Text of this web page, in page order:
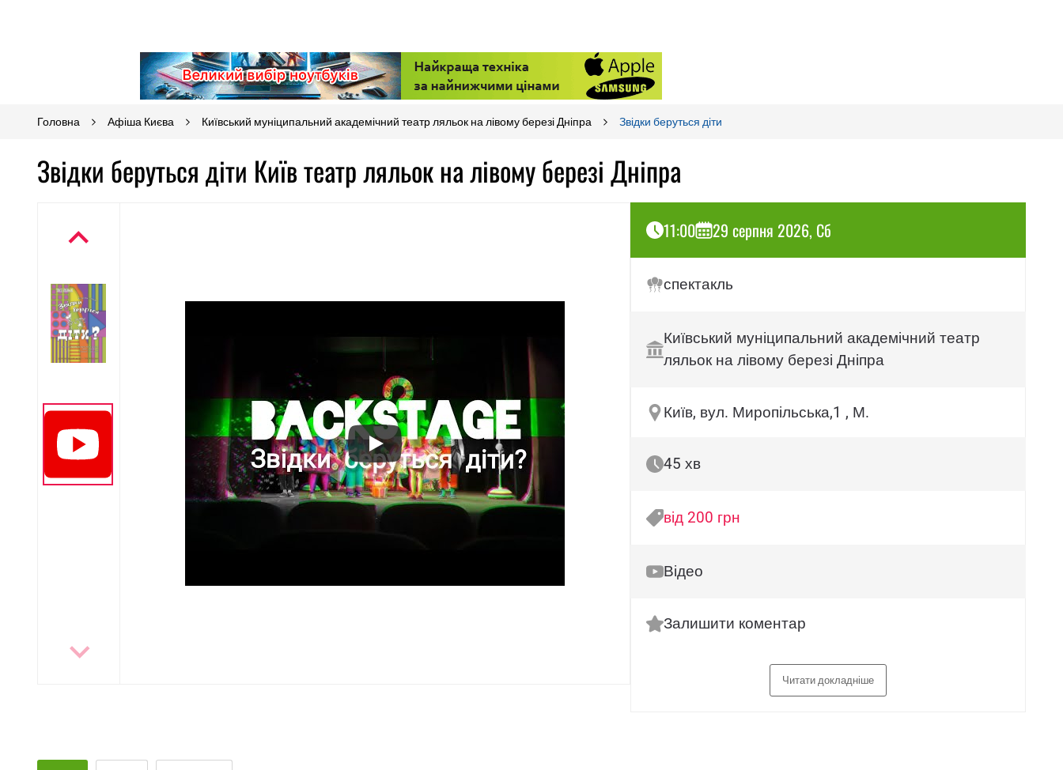
Головна Афіша Києва Київський муніципальний академічний театр ляльок на лівому березі Дніпра Звідки беруться діти
Звідки беруться діти Київ театр ляльок на лівому березі Дніпра
11:00 29 серпня 2026, Сб
спектакль
Київський муніципальний академічний театр
ляльок на лівому березі Дніпра
Київ, вул. Миропільська,1 , М.
45 хв
від 200 грн
Відео
Залишити коментар
Читати докладніше